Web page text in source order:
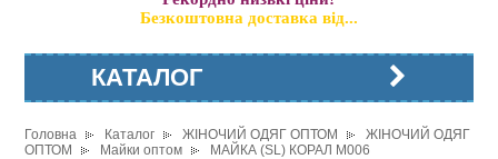
Безкоштовна доставка від...
КАТАЛОГ
Головна Каталог ЖІНОЧИЙ ОДЯГ ОПТОМ
ЖІНОЧИЙ ОДЯГ
ОПТОМ
Майки оптом МАЙКА (SL) КОРАЛ M006